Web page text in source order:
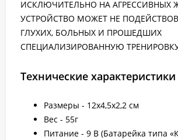
ИСКЛЮЧИТЕЛЬНО НА АГРЕССИВНЫХ
УСТРОЙСТВО МОЖЕТ НЕ
ГЛУХИХ, БОЛЬНЫХ И ПРОШЕДШИХ
СПЕЦИАЛИЗИРОВАННУЮ
Технические характеристики
Размеры - 12х4,5х2,2 см
Вес - 55г
Питание - 9 В (Батарейка типа